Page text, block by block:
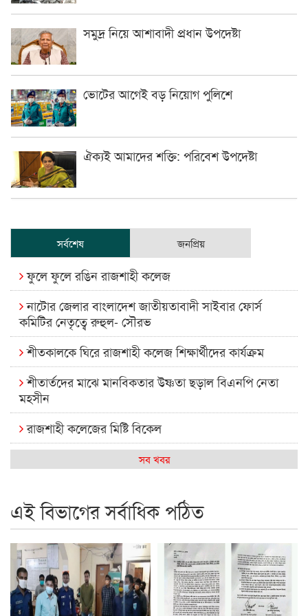
সমুদ্র নিয়ে আশাবাদী প্রধান উপদেষ্টা
ভোটের আগেই বড় নিয়োগ পুলিশে
ঐক্যই আমাদের শক্তি: পরিবেশ উপদেষ্টা
সর্বশেষ জনপ্রিয়
ফুলে ফুলে রঙিন রাজশাহী কলেজ
নাটোর জেলার বাংলাদেশ জাতীয়তাবাদী সাইবার ফোর্স
কমিটির নেতৃত্বে রুহুল- সৌরভ
শীতকালকে ঘিরে রাজশাহী কলেজ শিক্ষার্থীদের কার্যক্রম
শীতার্তদের মাঝে মানবিকতার উষ্ণতা ছড়াল বিএনপি নেতা
মহসীন
রাজশাহী কলেজের মিষ্টি বিকেল
কেমন আছে আমাদের দেশের মধ্যবিত্তরা
রাজশাইন একাডেমির ফল প্রকাশ ও পুরস্কার বিতরণ
রাজশাহী কলেজের শিক্ষার্থী শাখাওয়াত পেলেন স্টার এক্সিলেন্স
অ্যাওয়ার্ড
বিশ্ব নদী বিবস উপলক্ষে নদী সুরক্ষায় নাওযাত্রা
সব খবর
এই বিভাগের সর্বাধিক পঠিত